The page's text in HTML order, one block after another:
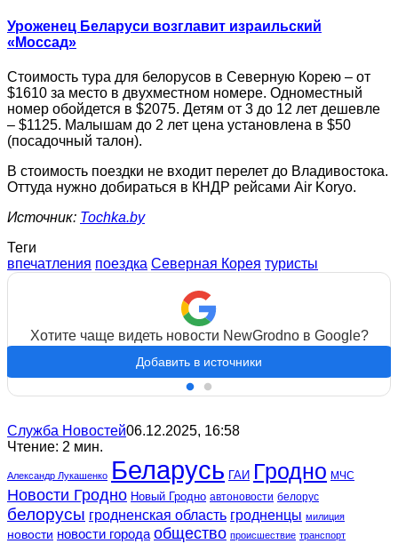
Уроженец Беларуси возглавит израильский
«Моссад»
Стоимость тура для белорусов в Северную Корею – от
$1610 за место в двухместном номере. Одноместный
номер обойдется в $2075. Детям от 3 до 12 лет дешевле
– $1125. Малышам до 2 лет цена установлена в $50
(посадочный талон).
В стоимость поездки не входит перелет до Владивостока.
Оттуда нужно добираться в КНДР рейсами Air Koryo.
Источник: Tochka.by
Теги
впечатления поездка Северная Корея туристы
Хотите чаще видеть новости NewGrodno в Google?
Добавить в источники
Служба Новостей06.12.2025, 16:58
Чтение: 2 мин.
Александр Лукашенко Беларусь ГАИ Гродно МЧС
Новости Гродно Новый Гродно автоновости белорус
белорусы гродненская область гродненцы милиция
новости новости города общество происшествие транспорт